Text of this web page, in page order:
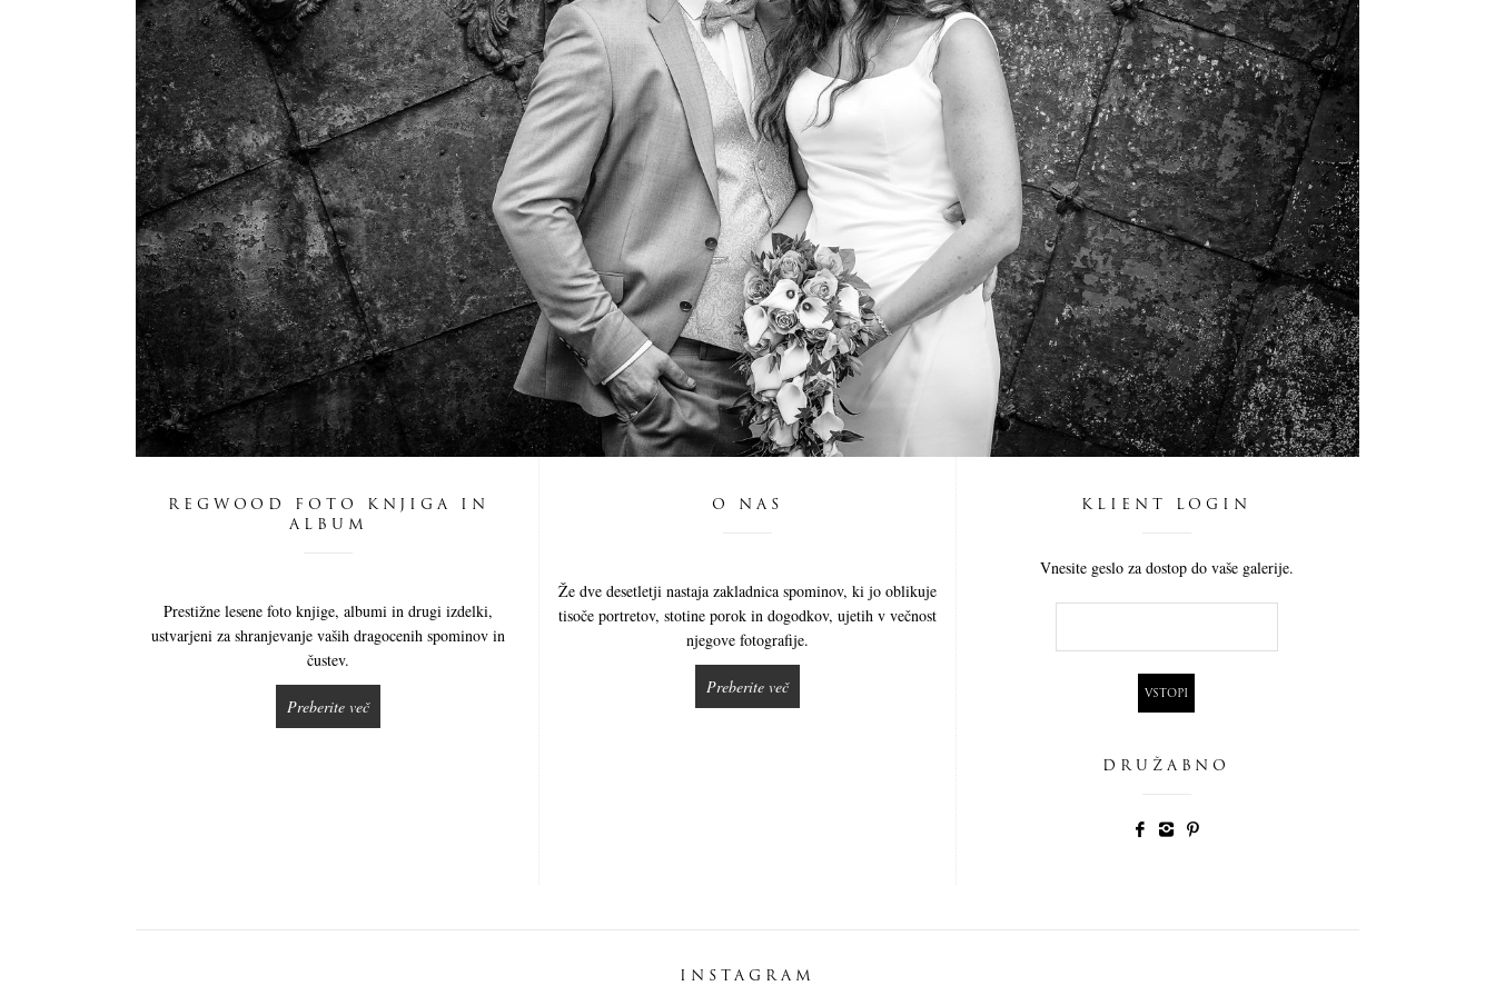
REGWOOD FOTO KNJIGA IN
ALBUM
Prestižne lesene foto knjige, albumi in drugi izdelki,
ustvarjeni za shranjevanje vaših dragocenih spominov in
čustev.
Preberite več
O NAS
Že dve desetletji nastaja zakladnica spominov, ki jo oblikuje
tisoče portretov, stotine porok in dogodkov, ujetih v večnost
njegove fotografije.
Preberite več
KLIENT LOGIN
Vnesite geslo za dostop do vaše galerije.
DRUŽABNO
INSTAGRAM